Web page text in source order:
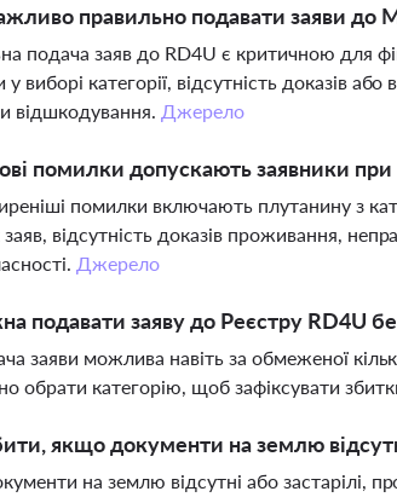
правильно подавати заяви до
подача заяв до RD4U є критичною для
виборі категорії, відсутність доказів
відшкодування. Джерело
помилки допускають заявники при
помилки включають плутанину з
відсутність доказів проживання,
Джерело
подавати заяву до Реєстру RD4U
заяви можлива навіть за обмеженої
обрати категорію, щоб зафіксувати
якщо документи на землю
на землю відсутні або застарілі,